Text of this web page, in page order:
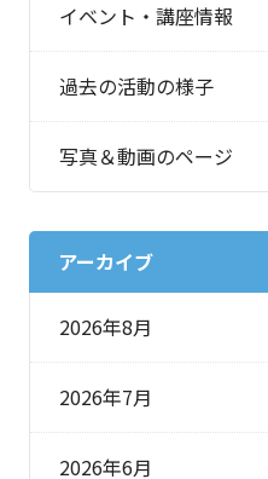
イベント・講座情報
過去の活動の様子
写真＆動画のページ
アーカイブ
2026年8月
2026年7月
2026年6月